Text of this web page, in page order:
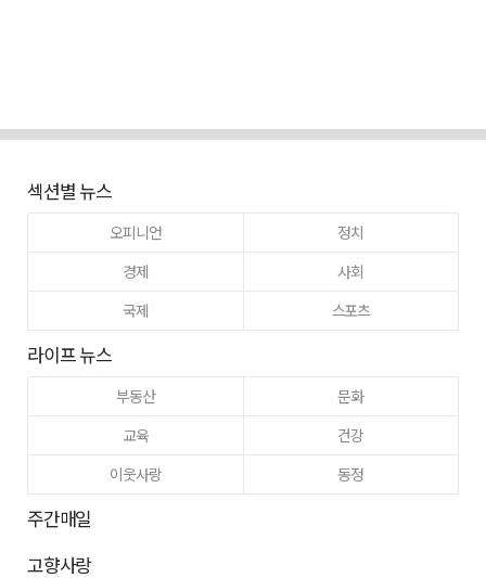
섹션별 뉴스
오피니언
정치
경제
사회
국제
스포츠
라이프 뉴스
부동산
문화
교육
건강
이웃사랑
동정
주간매일
고향사랑